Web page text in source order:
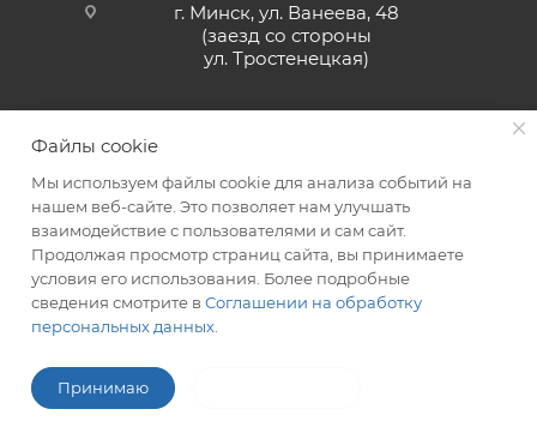
г. Минск, ул. Ванеева, 48
(заезд со стороны
ул. Тростенецкая)
2026 © ЗАО «ТВК»
Файлы cookie
Мы используем файлы cookie для анализа событий на
нашем веб-сайте. Это позволяет нам улучшать
взаимодействие с пользователями и сам сайт.
Продолжая просмотр страниц сайта, вы принимаете
условия его использования. Более подробные
сведения смотрите в Соглашении на обработку
персональных данных
Принимаю